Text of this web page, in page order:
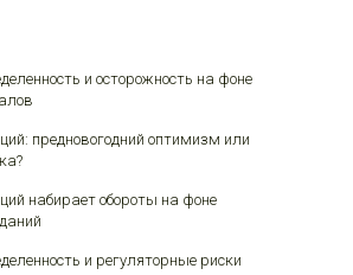
и осторожность на фоне
предновогодний оптимизм или
набирает обороты на фоне
и регуляторные риски